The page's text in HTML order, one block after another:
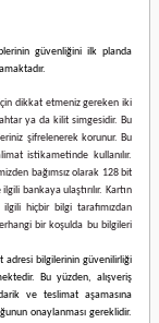
güvenliğini ilk planda
dikkat etmeniz gereken iki
ya da kilit simgesidir. Bu
şifrelenerek korunur. Bu
istikametinde kullanılır.
bağımsız olarak 128 bit
bankaya ulaştırılır. Kartın
hiçbir bilgi tarafımızdan
bir koşulda bu bilgileri
adresi bilgilerinin güvenilirliği
Bu yüzden, alışveriş
ve teslimat aşamasına
onaylanması gereklidir.